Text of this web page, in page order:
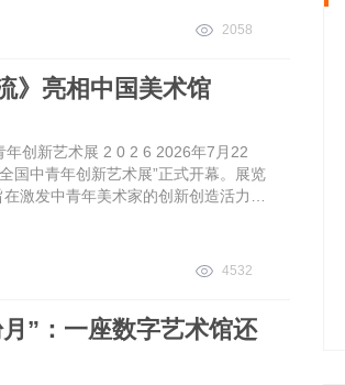
投稿。
2058
》亮相中国美术馆
国中青年创新艺术展”正式开幕。展览
激发中青年美术家的创新创造活力，
人唱主角，高扬守正创新的旗帜，在
突出了“青春力量”与“艺术创新”两个
4532
”：一座数字艺术馆还